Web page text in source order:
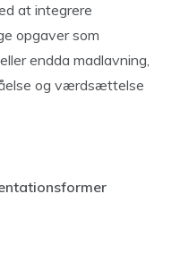
at integrere
opgaver som
endda madlavning,
og værdsættelse